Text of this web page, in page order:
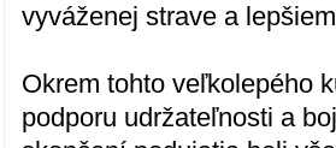
vyváženej strave a
Okrem tohto veľkolepého
podporu udržateľnosti a